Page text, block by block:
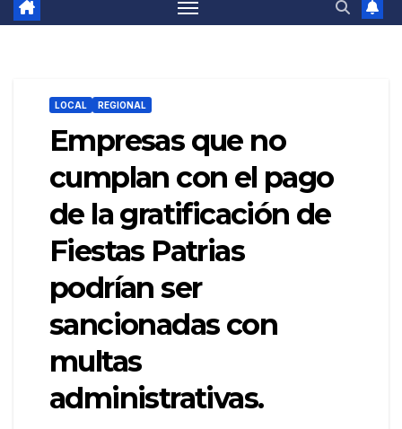
LOCAL REGIONAL
Empresas que no
cumplan con el pago
de la gratificación de
Fiestas Patrias
podrían ser
sancionadas con
multas
administrativas.